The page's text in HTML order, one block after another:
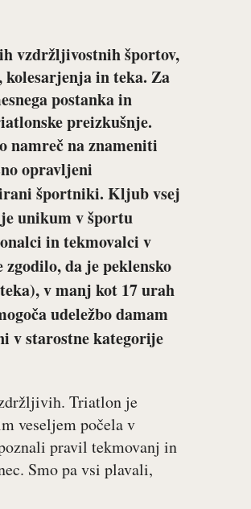
vzdržljivostnih športov,
in teka. Za
postanka in
preizkušnje.
namreč na znameniti
opravljeni
športniki. Kljub vsej
unikum v športu
in tekmovalci v
da je peklensko
v manj kot 17 urah
udeležbo damam
v starostne kategorije
Triatlon je
veseljem počela v
pravil tekmovanj in
Smo pa vsi plavali,